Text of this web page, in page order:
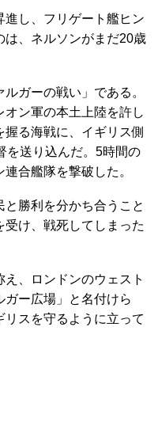
進し、フリゲート艦ヒン
は、ネルソンがまだ20歳
ガーの戦い」である。
ン軍の本土上陸を許し
る海戦に、イギリス側
を送り込んだ。5時間の
合艦隊を撃破した。
勝利を分かち合うこと
け、戦死してしまった
、ロンドンのウェスト
ガー広場」と名付けら
スを守るように立って